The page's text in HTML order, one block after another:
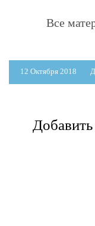
Все
12 Октября 2018